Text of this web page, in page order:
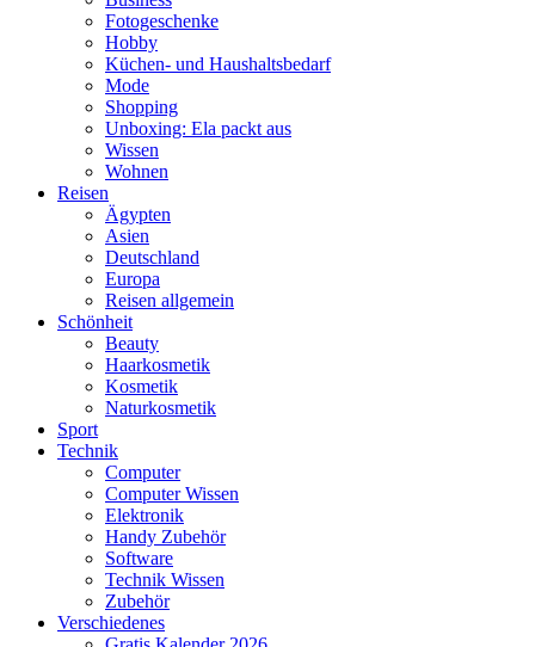
Fotogeschenke
Hobby
Küchen- und Haushaltsbedarf
Mode
Shopping
Unboxing: Ela packt aus
Wissen
Wohnen
Reisen
Ägypten
Asien
Deutschland
Europa
Reisen allgemein
Schönheit
Beauty
Haarkosmetik
Kosmetik
Naturkosmetik
Sport
Technik
Computer
Computer Wissen
Elektronik
Handy Zubehör
Software
Technik Wissen
Zubehör
Verschiedenes